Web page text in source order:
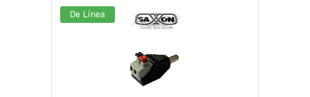
De Línea